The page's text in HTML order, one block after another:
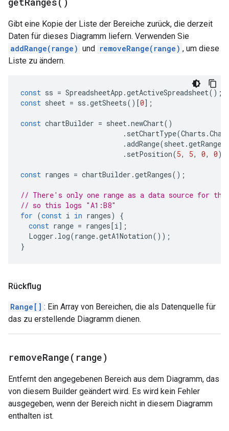
Gibt eine Kopie der Liste der Bereiche zurück, die derzeit
Daten für dieses Diagramm liefern. Verwenden Sie
addRange(range) und removeRange(range) , um diese
Liste zu ändern.
const ss = SpreadsheetApp .getActiveSpreadsheet();
const sheet = ss .getSheets()[0];
const chartBuilder = sheet.newChart()
. setChartType(Charts .
.addRange(sheet.getRange
. setPosition(5, 5, 0, 0);
const ranges = chartBuilder .getRanges();
// There's only one range as a data source for
// so this logs "A1:B8"
for (const i in ranges)
{
const range = ranges[i];
Logger . log(range.getA1Notation());
}
Rückflug
Range[] : Ein Array von Bereichen, die als Datenquelle für
das zu erstellende Diagramm dienen.
removeRange( range)
Entfernt den angegebenen Bereich aus dem Diagramm, das
von diesem Builder geändert wird. Es wird kein Fehler
ausgegeben, wenn der Bereich nicht in diesem Diagramm
enthalten ist.